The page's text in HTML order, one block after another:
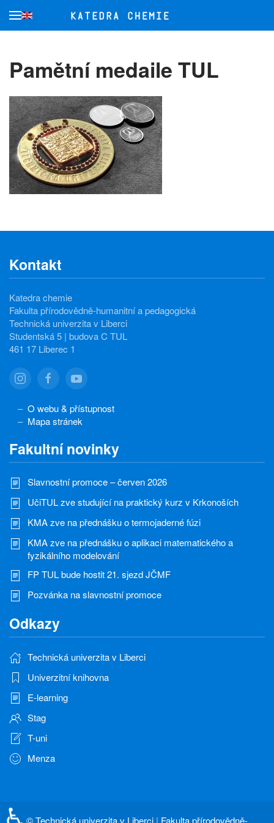
Přejít na hlavní obsah
Pamětní medaile TUL
Kontakt
Katedra chemie
Fakulta přírodovědně-humanitní a pedagogická
Technická univerzita v Liberci
Studentská 5 | budova C TUL
461 17 Liberec 1
O webu & přístupnost
Mapa stránek
Fakultní novinky
Slavnostní promoce – červen 2026
UčiTUL zve studující na praktický kurz v Krkonoších
KMA zve na přednášku o termojaderné fúzi
KMA zve na přednášku o aplikaci matematického a
fyzikálního modelování
FP TUL bude hostit 21. sjezd JČMF
Pozvánka na slavnostní promoce
Odkazy
Technická univerzita v Liberci
Univerzitní knihovna
E-learning
Stag
T-uni
Menza
©Technická univerzita v Liberci | Fakulta přírodovědně-